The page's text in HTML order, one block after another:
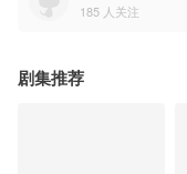
185 人关注
剧集推荐